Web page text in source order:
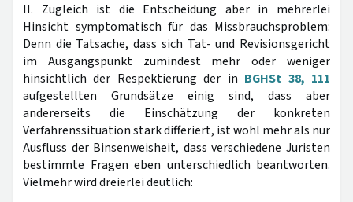
II. Zugleich ist die Entscheidung aber in mehrerlei
Hinsicht symptomatisch für das Missbrauchsproblem:
Denn die Tatsache, dass sich Tat- und Revisionsgericht
im Ausgangspunkt zumindest mehr oder weniger
hinsichtlich der Respektierung der in BGHSt 38, 111
aufgestellten Grundsätze einig sind, dass aber
andererseits die Einschätzung der konkreten
Verfahrenssituation stark differiert, ist wohl mehr als nur
Ausfluss der Binsenweisheit, dass verschiedene Juristen
bestimmte Fragen eben unterschiedlich beantworten.
Vielmehr wird dreierlei deutlich: